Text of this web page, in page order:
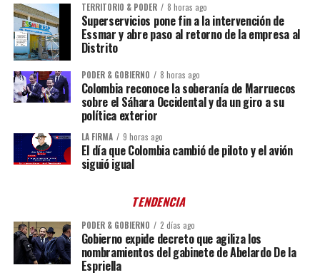
TERRITORIO & PODER 8 horas ago
Superservicios pone fin a la intervención de
Essmar y abre paso al retorno de la empresa al
Distrito
PODER & GOBIERNO 8 horas ago
Colombia reconoce la soberanía de Marruecos
sobre el Sáhara Occidental y da un giro a su
política exterior
LA FIRMA 9 horas ago
El día que Colombia cambió de piloto y el avión
siguió igual
TENDENCIA
PODER & GOBIERNO 2 días ago
Gobierno expide decreto que agiliza los
nombramientos del gabinete de Abelardo De la
Espriella